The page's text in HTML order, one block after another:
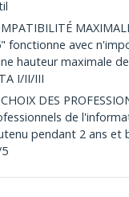
fonctionne avec
hauteur maximale
I/II/III
DES
de
pendant 2 ans et